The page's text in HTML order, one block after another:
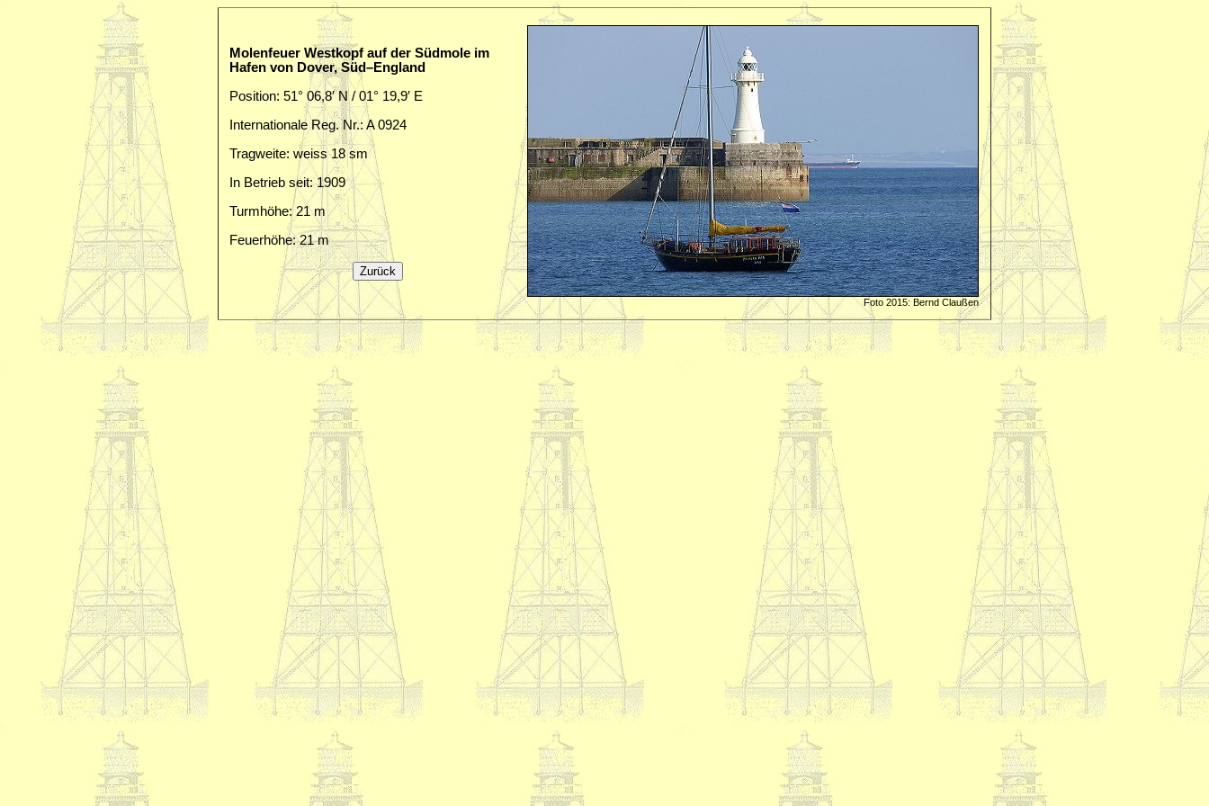
Molenfeuer Westkopf auf der Südmole im
Hafen von Dover, Süd–England
Position: 51° 06,8′ N / 01° 19,9′ E
Internationale Reg. Nr.: A 0924
Tragweite: weiss 18 sm
In Betrieb seit: 1909
Turmhöhe: 21 m
Feuerhöhe: 21 m
Foto 2015: Bernd Claußen